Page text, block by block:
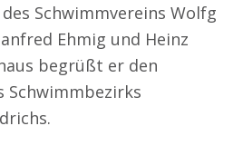
Schwimmvereins Wolfg
Ehmig und Heinz
begrüßt er den
Schwimmbezirks